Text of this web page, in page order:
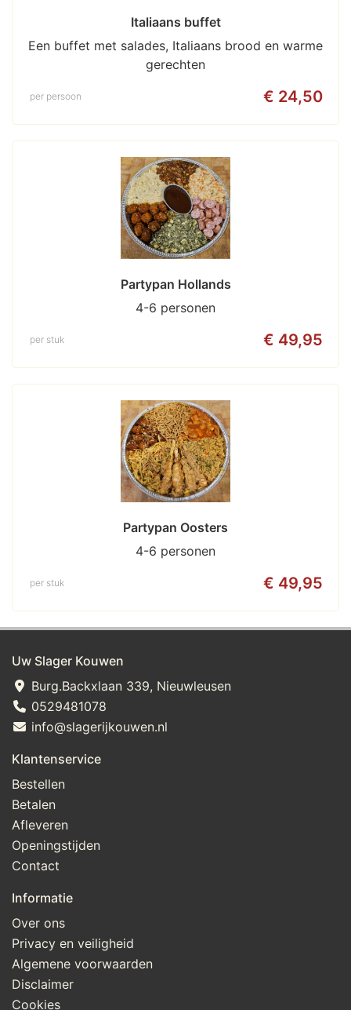
Italiaans buffet
Een buffet met salades, Italiaans brood en warme
gerechten
€ 24,50
per persoon
Partypan Hollands
4-6 personen
€ 49,95
per stuk
Partypan Oosters
4-6 personen
€ 49,95
per stuk
Uw Slager Kouwen
Burg.Backxlaan 339, Nieuwleusen
0529481078
info@slagerijkouwen.nl
Klantenservice
Bestellen
Betalen
Afleveren
Openingstijden
Contact
Informatie
Over ons
Privacy en veiligheid
Algemene voorwaarden
Disclaimer
Cookies